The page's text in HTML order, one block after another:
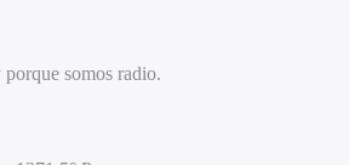
somos radio.